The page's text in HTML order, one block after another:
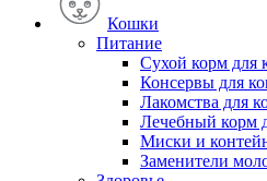
Кошки
Питание
Сухой корм для
Консервы для
Лакомства для
Лечебный корм
Миски и
Заменители